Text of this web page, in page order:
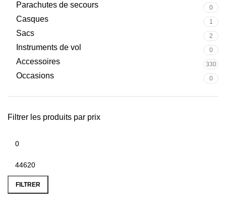
Parachutes de secours 0
Casques 1
Sacs 2
Instruments de vol 0
Accessoires 330
Occasions 0
Filtrer les produits par prix
FILTRER